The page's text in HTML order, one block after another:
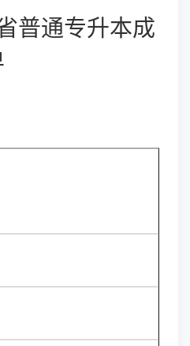
普通专升本成